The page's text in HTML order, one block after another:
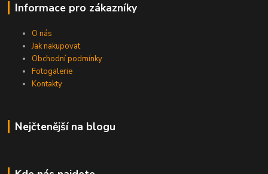
Informace pro zákazníky
O nás
Jak nakupovat
Obchodní podmínky
Fotogalerie
Kontakty
Nejčtenější na blogu